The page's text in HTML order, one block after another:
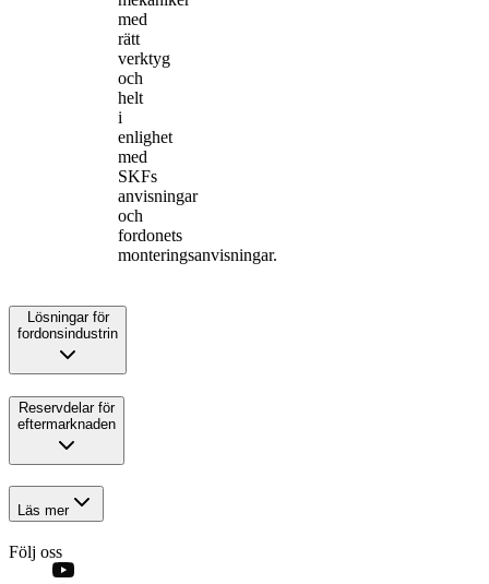
med
rätt
verktyg
och
helt
i
enlighet
med
SKFs
anvisningar
och
fordonets
monteringsanvisningar.
Lösningar för
fordonsindustrin
Reservdelar för
eftermarknaden
Läs mer
Följ oss